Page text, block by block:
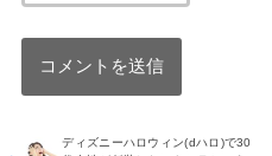
ディズニーハロウィン(dハロ)で30